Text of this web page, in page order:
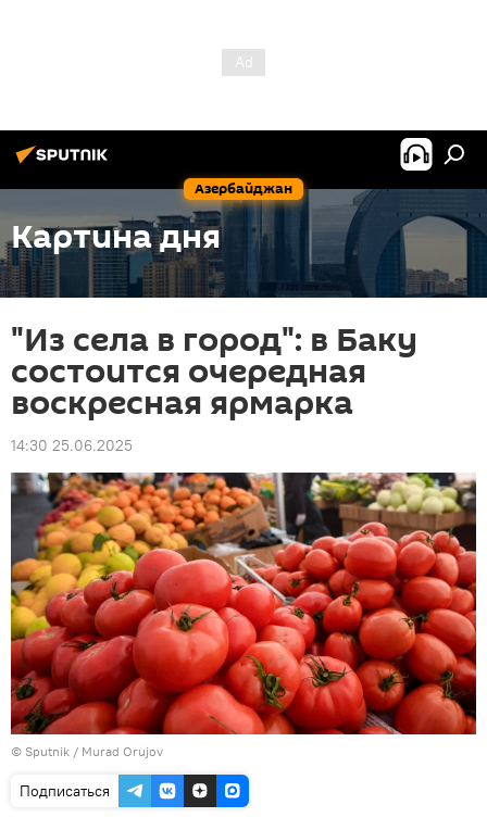
Азербайджан
Картина дня
"Из села в город": в Баку
состоится очередная
воскресная ярмарка
14:30 25.06.2025
© Sputnik / Murad Orujov
Подписаться